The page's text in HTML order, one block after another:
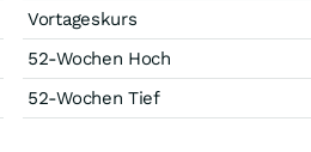
Vortageskurs
52-Wochen Hoch
52-Wochen Tief